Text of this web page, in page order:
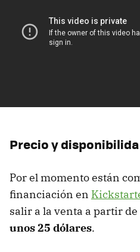
Precio y
Por el momento están
financiación en
salir a la venta a partir de
unos 25 dólares.